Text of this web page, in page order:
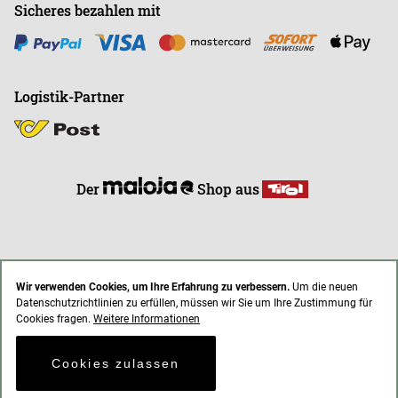
Wir verwenden Cookies, um Ihre Erfahrung zu verbessern. Um die neuen
Datenschutzrichtlinien zu erfüllen, müssen wir Sie um Ihre Zustimmung für
Cookies fragen. Weitere Informationen
Cookies zulassen
Sicheres bezahlen mit
Logistik-Partner
Der Shop aus
AGB Impressum Datenschutz
* Alle Preise inkl. gesetzl. Mehrwertsteuer zzgl. Versandkosten
© 2021 endless-riding.at. All Rights Reserved